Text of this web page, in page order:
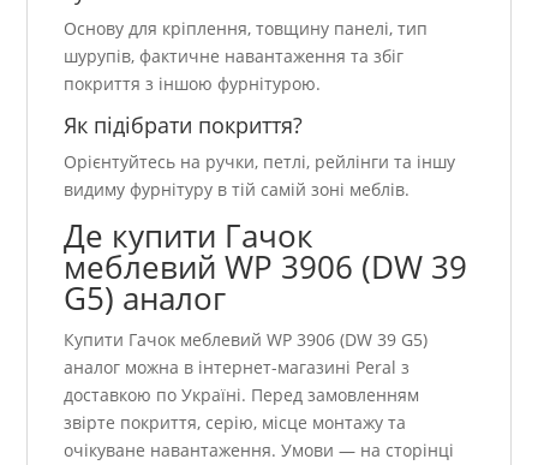
Основу для кріплення, товщину панелі, тип
шурупів, фактичне навантаження та збіг
покриття з іншою фурнітурою.
Як підібрати покриття?
Орієнтуйтесь на ручки, петлі, рейлінги та іншу
видиму фурнітуру в тій самій зоні меблів.
Де купити Гачок
меблевий WР 3906 (DW 39
G5) аналог
Купити Гачок меблевий WР 3906 (DW 39 G5)
аналог можна в інтернет-магазині Peral з
доставкою по Україні. Перед замовленням
звірте покриття, серію, місце монтажу та
очікуване навантаження. Умови — на сторінці